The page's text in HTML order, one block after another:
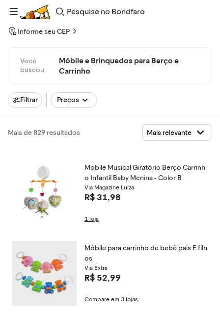
Pesquise
Bondfaro
Informe seu CEP
Você
buscou
Móbile e Brinquedos para Berço e
Carrinho
Filtrar Preços
Mais de 829 resultados
Mobile Musical Giratório Berço Carrinh
o Infantil Baby Menina - Color B
Via Magazine Luiza
R$ 31,98
1 loja
Móbile para carrinho de bebê pais E filh
os
Via Extra
R$ 52,99
Compare em 3 lojas